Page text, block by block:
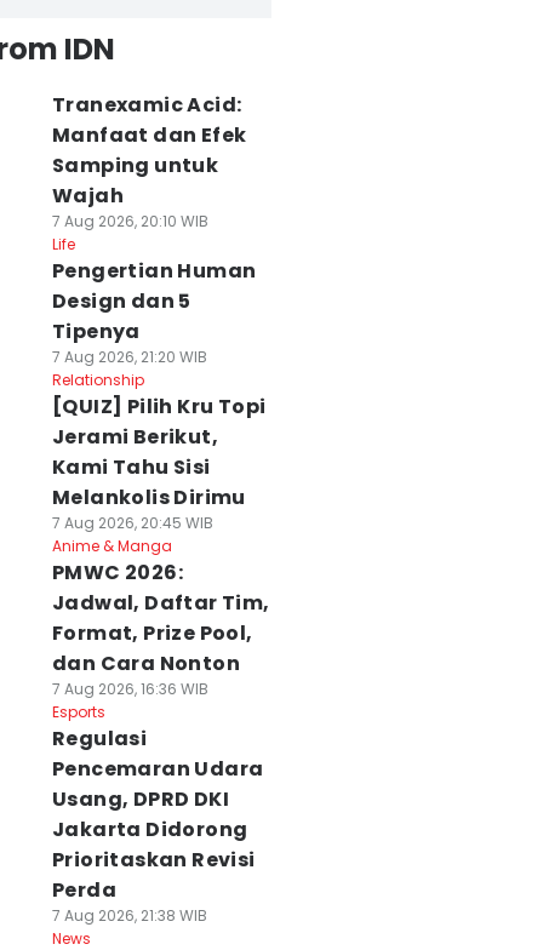
IDN
Tranexamic Acid:
Manfaat dan Efek
Samping untuk
Wajah
7 Aug 2026, 20:10 WIB
Life
Pengertian Human
Design dan 5
Tipenya
7 Aug 2026, 21:20 WIB
Relationship
[QUIZ] Pilih Kru Topi
Jerami Berikut,
Kami Tahu Sisi
Melankolis Dirimu
7 Aug 2026, 20:45 WIB
Anime & Manga
PMWC 2026:
Jadwal, Daftar Tim,
Format, Prize Pool,
dan Cara Nonton
7 Aug 2026, 16:36 WIB
Esports
Regulasi
Pencemaran Udara
Usang, DPRD DKI
Jakarta Didorong
Prioritaskan Revisi
Perda
7 Aug 2026, 21:38 WIB
News